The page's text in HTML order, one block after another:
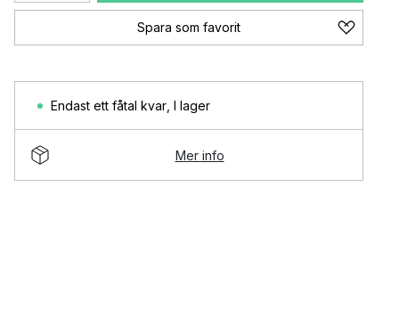
Spara som favorit
Endast ett fåtal kvar I lager
Mer info